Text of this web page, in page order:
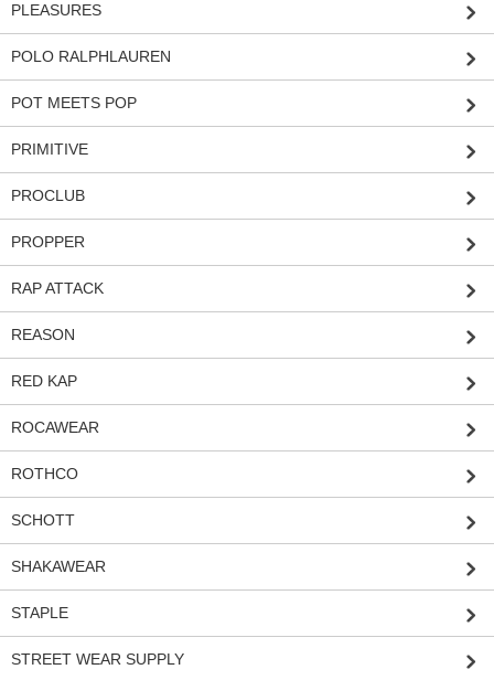
PLEASURES
POLO RALPHLAUREN
POT MEETS POP
PRIMITIVE
PROCLUB
PROPPER
RAP ATTACK
REASON
RED KAP
ROCAWEAR
ROTHCO
SCHOTT
SHAKAWEAR
STAPLE
STREET WEAR SUPPLY